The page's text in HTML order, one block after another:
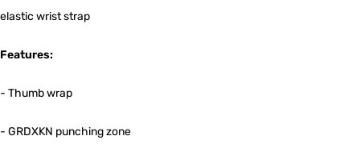
elastic wrist strap
Features:
- Thumb wrap
- GRDXKN punching zone